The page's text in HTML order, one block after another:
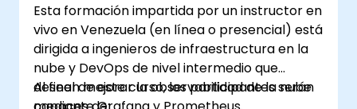
Esta formación impartida por un instructor en
vivo en Venezuela (en línea o presencial) está
dirigida a ingenieros de infraestructura en la
nube y DevOps de nivel intermedio que
deseen mejorar la observabilidad de la nube
Al final de este curso, los participantes serán